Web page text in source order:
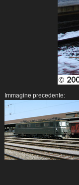
Immagine precedente: